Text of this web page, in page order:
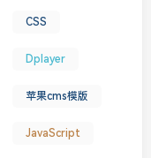
CSS
Dplayer
苹果cms模版
JavaScript